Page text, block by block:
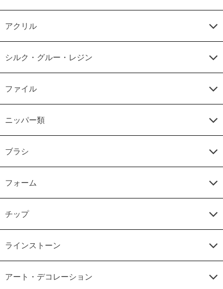
アクリル
シルク・グルー・レジン
ファイル
ニッパー類
ブラシ
フォーム
チップ
ラインストーン
アート・デコレーション